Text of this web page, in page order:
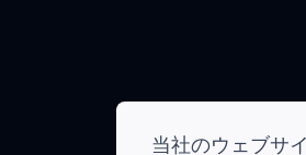
当社のウェブサ